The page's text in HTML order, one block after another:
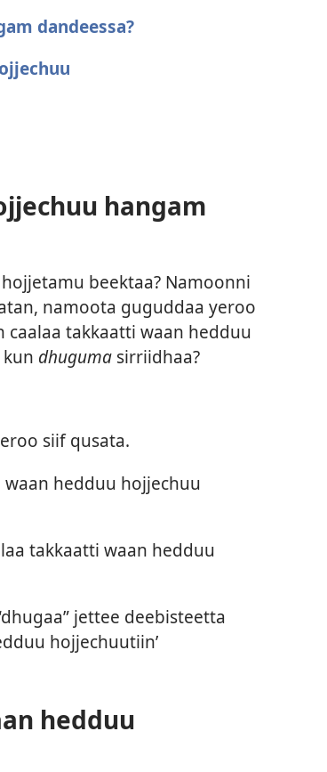
dandeessa?
hangam
beektaa? Namoonni
namoota guguddaa yeroo
takkaatti waan hedduu
kun dhuguma sirriidhaa?
siif qusata.
hedduu hojjechuu
takkaatti waan hedduu
jettee deebisteetta
hojjechuutiin’
hedduu